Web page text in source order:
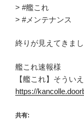
> #艦これ
> #メンテナンス
終りが見えてきま
艦これ速報様
【艦これ】そうい
https://
共有: